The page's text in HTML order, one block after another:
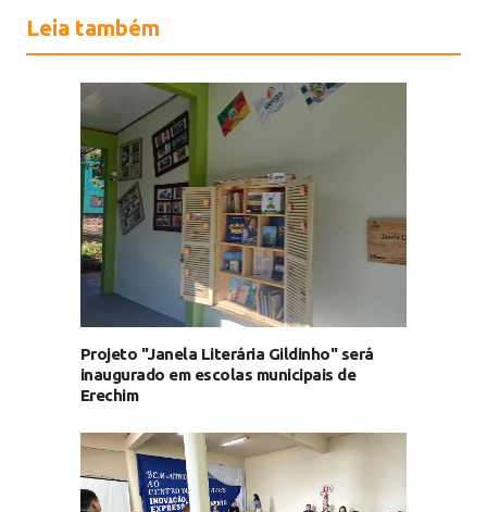
Leia também
Projeto "Janela Literária Gildinho" será
inaugurado em escolas municipais de
Erechim